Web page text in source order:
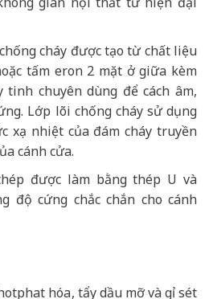
cháy được tạo từ chất liệu
tấm eron 2 mặt ở giữa kèm
tinh chuyên dùng để cách âm,
Lớp lõi chống cháy sử dụng
xạ nhiệt của đám cháy truyền
cánh cửa.
được làm bằng thép U và
độ cứng chắc chắn cho cánh
hóa, tẩy dầu mỡ và gỉ sét